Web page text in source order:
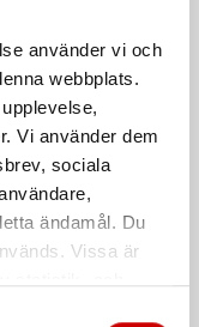
använder vi och
webbplats.
Vi använder dem
sociala
ändamål. Du
Vissa är
Vit
kulligt huvud (MGR) för